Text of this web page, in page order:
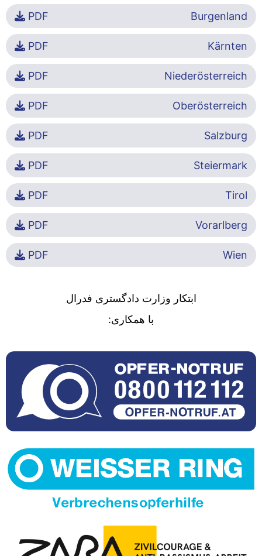
Burgenland
PDF
Kärnten
PDF
Niederösterreich
PDF
Oberösterreich
PDF
Salzburg
PDF
Steiermark
PDF
Tirol
PDF
Vorarlberg
PDF
Wien
PDF
ابتکار وزارت دادگستری فدرال
با همکاری: